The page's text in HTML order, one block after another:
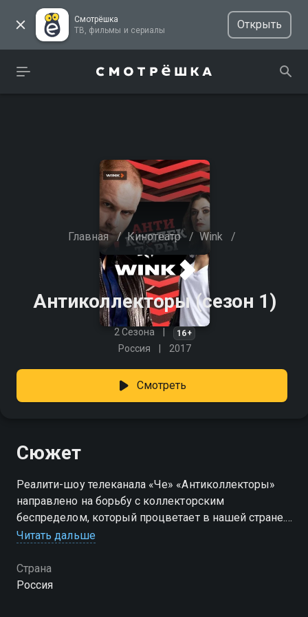
Смотрёшка
ТВ, фильмы и сериалы
Открыть
Главная / Кинотеатр / Wink /
Антиколлекторы (сезон 1)
2 Сезона 16+
Россия 2017
Смотреть
Сюжет
Реалити-шоу телеканала «Че» «Антиколлекторы»
направлено на борьбу с коллекторским
беспределом, который процветает в нашей стране.
Как защитить себя и свою семью от произвола
собственным здоровьем, можно узнать
совершенно бесплатно, если все сезоны
Читать дальше
Страна
Россия